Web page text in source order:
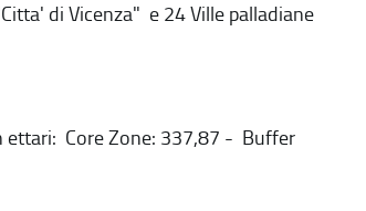
di Vicenza" e 24 Ville palladiane
ettari: Core Zone: 337,87 - Buffer